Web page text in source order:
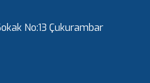
No:13 Çukurambar